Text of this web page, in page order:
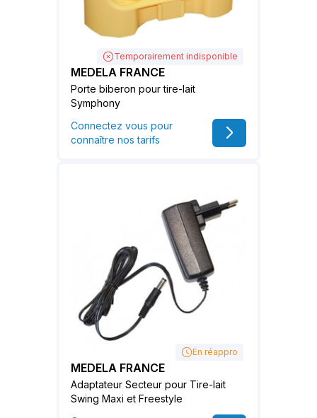
Temporairement indisponible
MEDELA FRANCE
Porte biberon pour tire-lait
Symphony
Connectez vous pour
connaître nos tarifs
En réappro
MEDELA FRANCE
Adaptateur Secteur pour Tire-lait
Swing Maxi et Freestyle